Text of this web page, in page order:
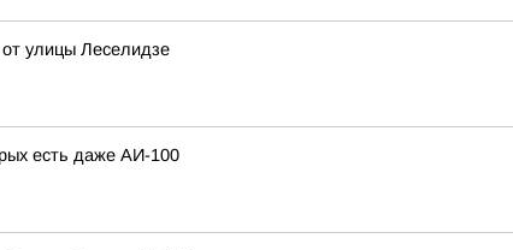
улицы Леселидзе
есть даже АИ-100